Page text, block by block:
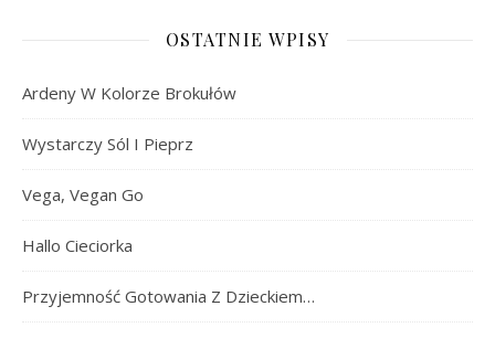
OSTATNIE WPISY
Ardeny W Kolorze Brokułów
Wystarczy Sól I Pieprz
Vega, Vegan Go
Hallo Cieciorka
Przyjemność Gotowania Z Dzieckiem…